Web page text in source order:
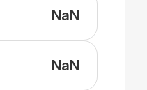
NaN
NaN